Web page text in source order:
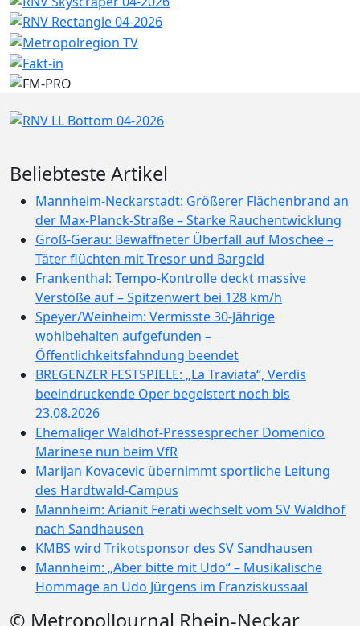
Beliebteste Artikel
Mannheim-Neckarstadt: Größerer Flächenbrand an
der Max-Planck-Straße – Starke Rauchentwicklung
Groß-Gerau: Bewaffneter Überfall auf Moschee –
Täter flüchten mit Tresor und Bargeld
Frankenthal: Tempo-Kontrolle deckt massive
Verstöße auf – Spitzenwert bei 128 km/h
Speyer/Weinheim: Vermisste 30-Jährige
wohlbehalten aufgefunden –
Öffentlichkeitsfahndung beendet
BREGENZER FESTSPIELE: „La Traviata“, Verdis
beeindruckende Oper begeistert noch bis
23.08.2026
Ehemaliger Waldhof-Pressesprecher Domenico
Marinese nun beim VfR
Marijan Kovacevic übernimmt sportliche Leitung
des Hardtwald-Campus
Mannheim: Arianit Ferati wechselt vom SV Waldhof
nach Sandhausen
KMBS wird Trikotsponsor des SV Sandhausen
Mannheim: „Aber bitte mit Udo“ – Musikalische
Hommage an Udo Jürgens im Franziskussaal
© MetropolJournal Rhein-Neckar